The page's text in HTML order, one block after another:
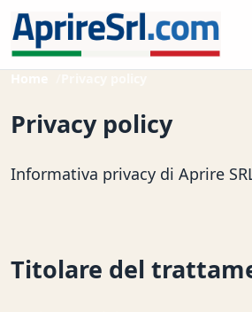
Privacy policy
Informativa privacy di Aprire
Titolare del